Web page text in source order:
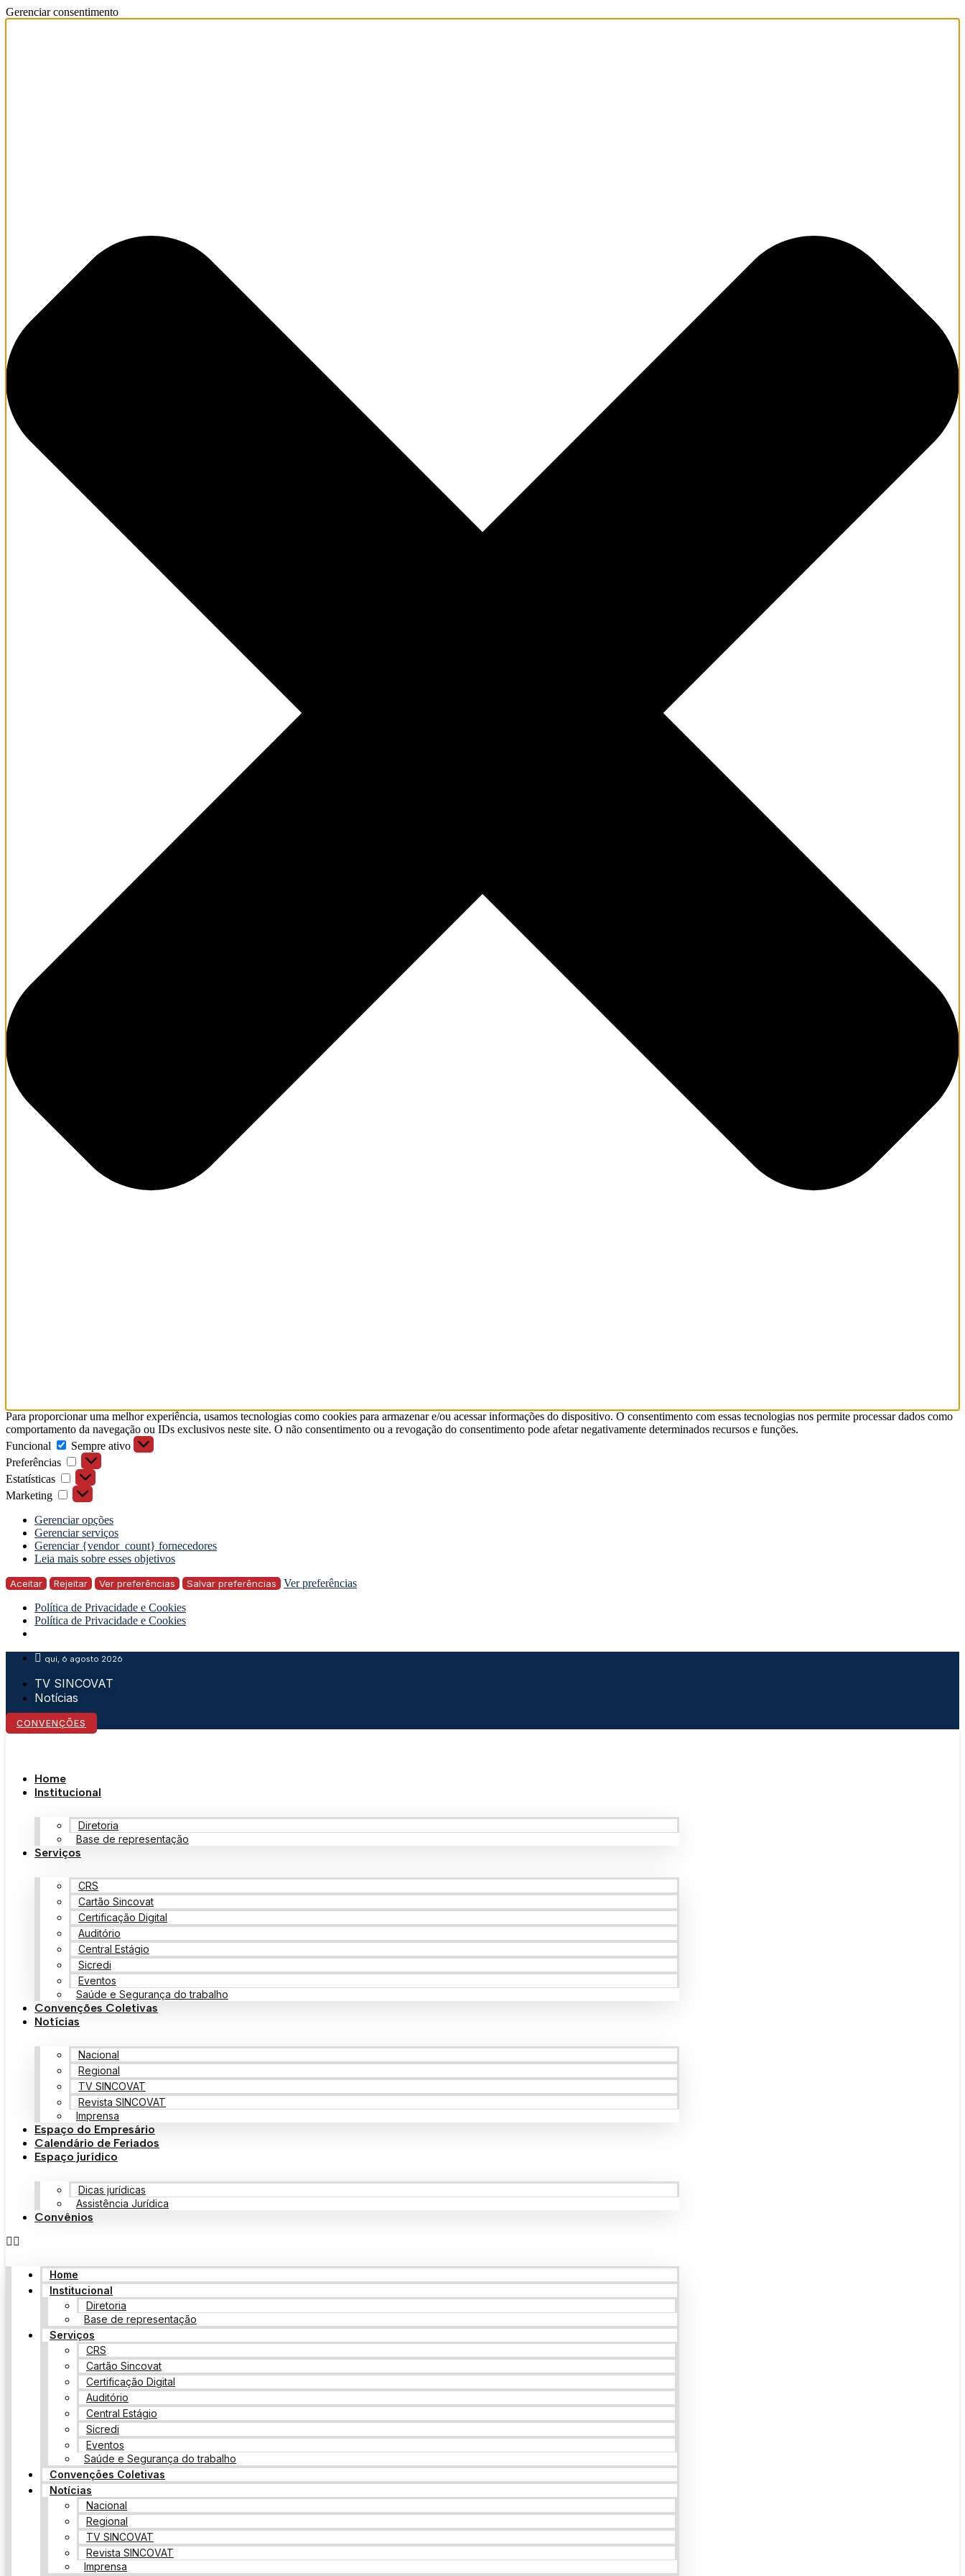
Gerenciar consentimento
Para proporcionar uma melhor experiência, usamos tecnologias como cookies para armazenar e/ou acessar informações do dispositivo. O consentimento com essas tecnologias nos permite processar dados como
comportamento da navegação ou IDs exclusivos neste site. O não consentimento ou a revogação do consentimento pode afetar negativamente determinados recursos e funções.
Funcional
Funcional
Sempre ativo
Preferências
Preferências
Estatísticas
Estatísticas
Marketing
Marketing
Gerenciar opções
Gerenciar serviços
Gerenciar {vendor_count} fornecedores
Leia mais sobre esses objetivos
Aceitar Rejeitar Ver preferências Salvar preferências
Ver preferências
Política de Privacidade e Cookies
Política de Privacidade e Cookies
qui, 6 agosto 2026
TV SINCOVAT
Notícias
CONVENÇÕES
Home
Institucional
Diretoria
Base de representação
Serviços
CRS
Cartão Sincovat
Certificação Digital
Auditório
Central Estágio
Sicredi
Eventos
Saúde e Segurança do trabalho
Convenções Coletivas
Notícias
Nacional
Regional
TV SINCOVAT
Revista SINCOVAT
Imprensa
Espaço do Empresário
Calendário de Feriados
Espaço jurídico
Dicas jurídicas
Assistência Jurídica
Convênios
Home
Institucional
Diretoria
Base de representação
Serviços
CRS
Cartão Sincovat
Certificação Digital
Auditório
Central Estágio
Sicredi
Eventos
Saúde e Segurança do trabalho
Convenções Coletivas
Notícias
Nacional
Regional
TV SINCOVAT
Revista SINCOVAT
Imprensa